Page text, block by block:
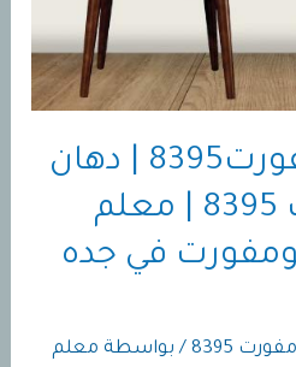
لون وايت كومفورت8395 | دهان
وايت كومفورت 8395 | معلم
في جده
8395 / بواسطة معلم